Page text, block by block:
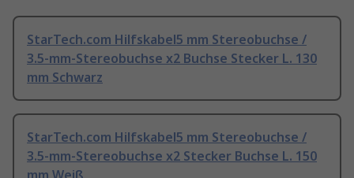
StarTech.com Hilfskabel5 mm Stereobuchse /
3.5-mm-Stereobuchse x2 Buchse Stecker L. 130
mm Schwarz
StarTech.com Hilfskabel5 mm Stereobuchse /
3.5-mm-Stereobuchse x2 Stecker Buchse L. 150